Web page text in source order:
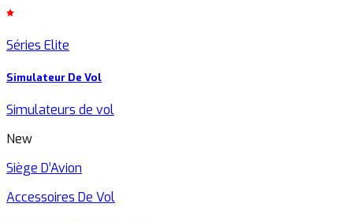
Séries Elite
Simulateur De Vol
Simulateurs de vol
New
Siège D’Avion
Accessoires De Vol